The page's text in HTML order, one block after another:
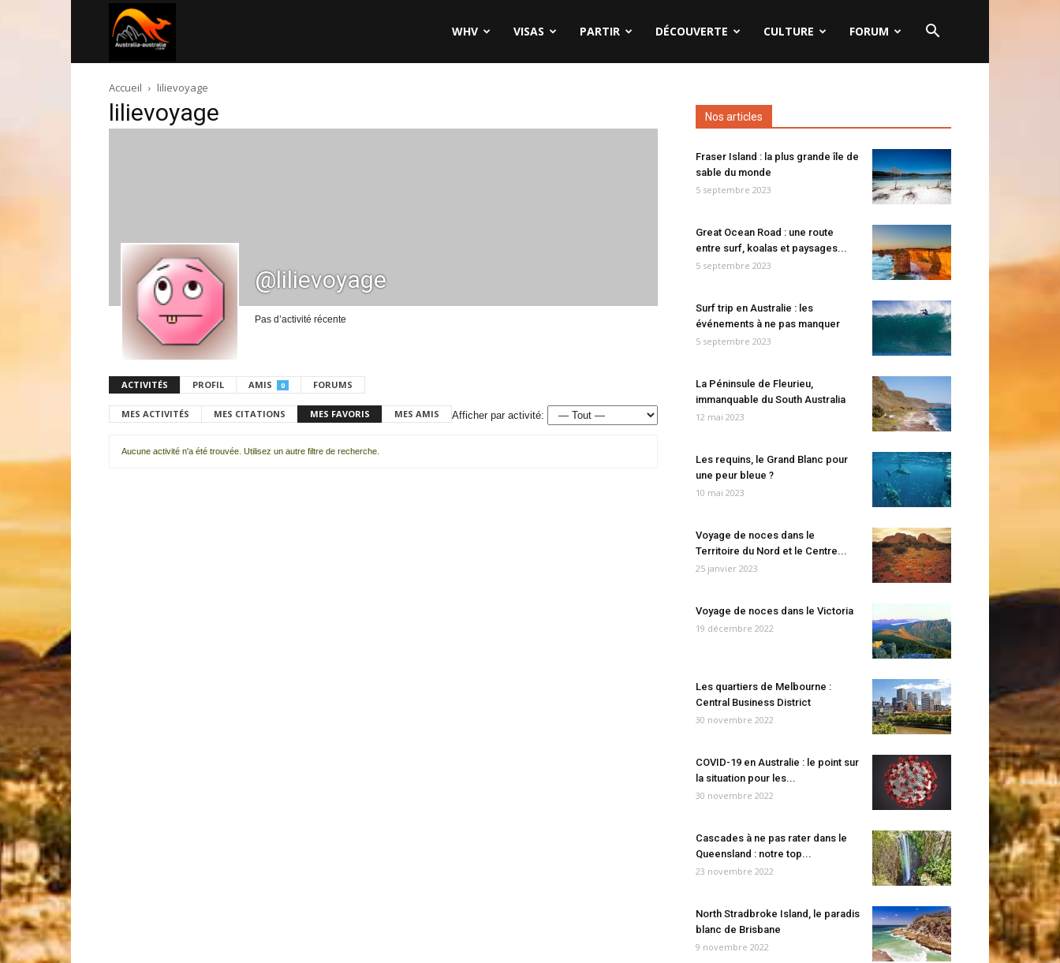
australie.com
WHV VISAS PARTIR DÉCOUVERTE CULTURE FORUM
Accueil lilievoyage
lilievoyage
@lilievoyage
Pas d’activité récente
ACTIVITÉS PROFIL AMIS 0 FORUMS
MES ACTIVITÉS MES CITATIONS MES FAVORIS MES AMIS Afficher par activité:
Aucune activité n'a été trouvée. Utilisez un autre filtre de recherche.
Nos articles
Fraser Island : la plus grande île de
sable du monde
5 septembre 2023
Great Ocean Road : une route
entre surf, koalas et paysages...
5 septembre 2023
Surf trip en Australie : les
événements à ne pas manquer
5 septembre 2023
La Péninsule de Fleurieu,
immanquable du South Australia
12 mai 2023
Les requins, le Grand Blanc pour
une peur bleue ?
10 mai 2023
Voyage de noces dans le
Territoire du Nord et le Centre...
25 janvier 2023
Voyage de noces dans le Victoria
19 décembre 2022
Les quartiers de Melbourne :
Central Business District
30 novembre 2022
COVID-19 en Australie : le point sur
la situation pour les...
30 novembre 2022
Cascades à ne pas rater dans le
Queensland : notre top...
23 novembre 2022
North Stradbroke Island, le paradis
blanc de Brisbane
9 novembre 2022